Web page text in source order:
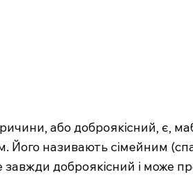
або доброякісний, є,
називають сімейним
доброякісний і може